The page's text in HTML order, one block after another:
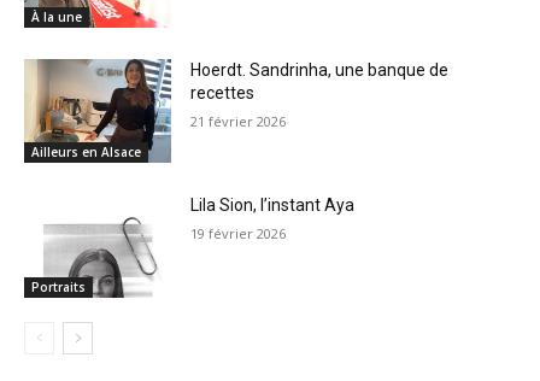
À la une
Ailleurs en Alsace
Hoerdt. Sandrinha, une banque de
recettes
21 février 2026
Portraits
Lila Sion, l’instant Aya
19 février 2026